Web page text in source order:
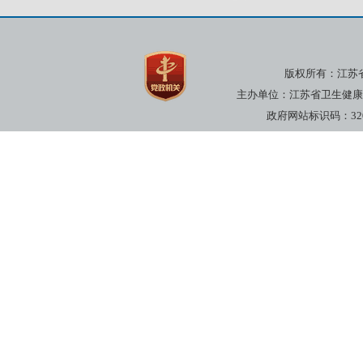
版权所有：江
主办单位：江苏省卫生健
政府网站标识码：